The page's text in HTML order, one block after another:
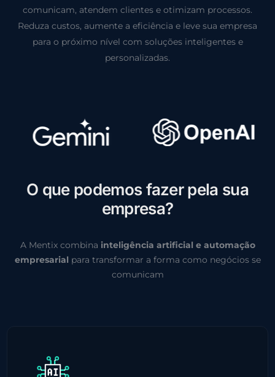
comunicam, atendem clientes e otimizam processos.
Reduza custos, aumente a eficiência e leve sua empresa
para o próximo nível com soluções inteligentes e
personalizadas.
O que podemos fazer pela sua
empresa?
A Mentix combina inteligência artificial e automação
empresarial para transformar a forma como negócios se
comunicam